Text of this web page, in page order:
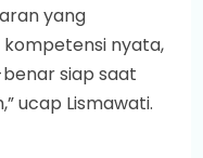
yang
nyata,
siap saat
ucap Lismawati.